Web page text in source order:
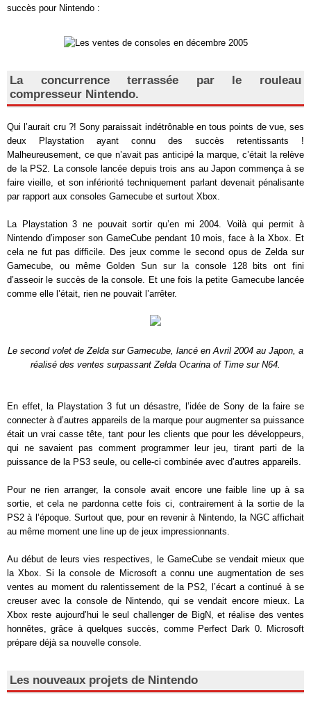
succès pour Nintendo :
La concurrence terrassée par le rouleau
compresseur Nintendo.
Qui l’aurait cru ?! Sony paraissait indétrônable en tous points de vue, ses
deux Playstation ayant connu des succès retentissants !
Malheureusement, ce que n’avait pas anticipé la marque, c’était la relève
de la PS2. La console lancée depuis trois ans au Japon commença à se
faire vieille, et son infériorité techniquement parlant devenait pénalisante
par rapport aux consoles Gamecube et surtout Xbox.
La Playstation 3 ne pouvait sortir qu’en mi 2004. Voilà qui permit à
Nintendo d’imposer son GameCube pendant 10 mois, face à la Xbox. Et
cela ne fut pas difficile. Des jeux comme le second opus de Zelda sur
Gamecube, ou même Golden Sun sur la console 128 bits ont fini
d’asseoir le succès de la console. Et une fois la petite Gamecube lancée
comme elle l’était, rien ne pouvait l’arrêter.
Le second volet de Zelda sur Gamecube, lancé en Avril 2004 au Japon, a
réalisé des ventes surpassant Zelda Ocarina of Time sur N64.
En effet, la Playstation 3 fut un désastre, l’idée de Sony de la faire se
connecter à d’autres appareils de la marque pour augmenter sa puissance
était un vrai casse tête, tant pour les clients que pour les développeurs,
qui ne savaient pas comment programmer leur jeu, tirant parti de la
puissance de la PS3 seule, ou celle-ci combinée avec d’autres appareils.
Pour ne rien arranger, la console avait encore une faible line up à sa
sortie, et cela ne pardonna cette fois ci, contrairement à la sortie de la
PS2 à l’époque. Surtout que, pour en revenir à Nintendo, la NGC affichait
au même moment une line up de jeux impressionnants.
Au début de leurs vies respectives, le GameCube se vendait mieux que
la Xbox. Si la console de Microsoft a connu une augmentation de ses
ventes au moment du ralentissement de la PS2, l’écart a continué à se
creuser avec la console de Nintendo, qui se vendait encore mieux. La
Xbox reste aujourd’hui le seul challenger de BigN, et réalise des ventes
honnêtes, grâce à quelques succès, comme Perfect Dark 0. Microsoft
prépare déjà sa nouvelle console.
Les nouveaux projets de Nintendo